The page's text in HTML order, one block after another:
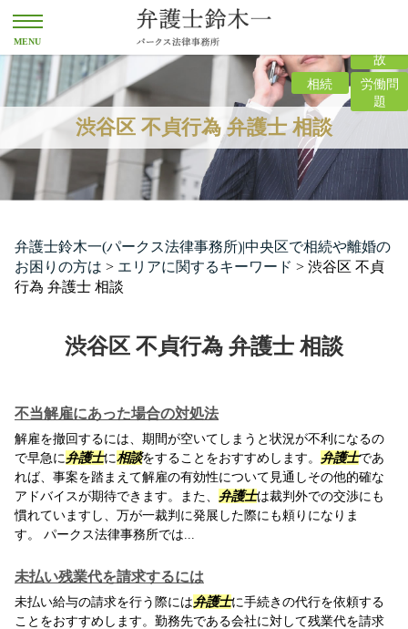
渋谷区 不貞行為 弁護士 相談
故
相続
労働問
題
弁護士鈴木一(パークス法律事務所)|中央区で相続や離婚の
お困りの方は > エリアに関するキーワード > 渋谷区 不貞
行為 弁護士 相談
渋谷区 不貞行為 弁護士 相談
不当解雇にあった場合の対処法
解雇を撤回するには、期間が空いてしまうと状況が不利になるの
で早急に弁護士に相談をすることをおすすめします。 弁護士であ
れば、事案を踏まえて解雇の有効性について見通しその他的確な
アドバイスが期待できます。また、 弁護士は裁判外での交渉にも
慣れていますし、万が一裁判に発展した際にも頼りになりま
す。 パークス法律事務所では...
未払い残業代を請求するには
未払い給与の請求を行う際には弁護士に手続きの代行を依頼する
ことをおすすめします。勤務先である会社に対して残業代を請求